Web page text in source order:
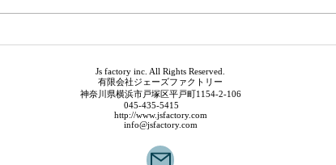
Js factory inc. All Rights Reserved.
有限会社ジェーズファクトリー
神奈川県横浜市戸塚区平戸町1154-2-106
045-435-5415
http://www.jsfactory.com
info@jsfactory.com